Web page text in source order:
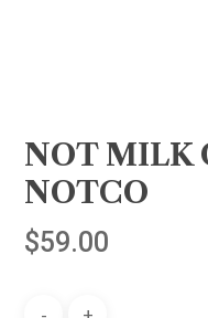
NOT MILK
NOTCO
$59.00